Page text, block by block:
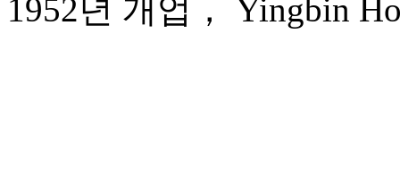
1952년 개업， Yingbin